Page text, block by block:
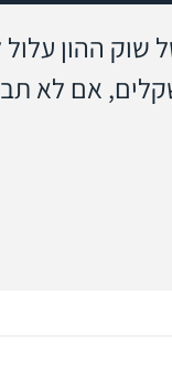
ההון
אם לא